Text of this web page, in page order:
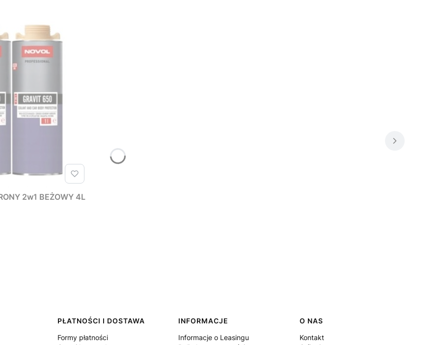
2w1 BEŻOWY 4L
PŁATNOŚCI I DOSTAWA
Formy płatności
INFORMACJE
Informacje o Leasingu
O NAS
Kontakt